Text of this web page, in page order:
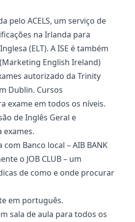
pelo ACELS, um serviço de
na Irlanda para
(ELT). A ISE é também
English Ireland)
autorizado da Trinity
Dublin. Cursos
exame em todos os níveis.
de Inglês Geral e
com Banco local – AIB BANK
o JOB CLUB – um
de como e onde procurar
em português.
sala de aula para todos os